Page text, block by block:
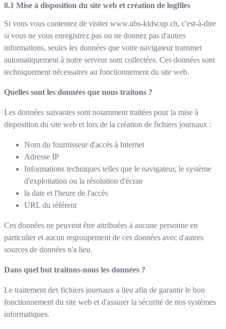
Mise à disposition du site web et création de logfiles
Si vous vous contentez de visiterwww.ubs-kidscup.ch, c'est-à-dire
si vous ne vous enregistrez pas ou ne donnez pas d'autres
informations, seules les données que votre navigateur transmet
automatiquement à notre serveur sont collectées. Ces données sont
techniquement nécessaires au fonctionnement du site web.
Quelles sont les données que nous traitons ?
Les données suivantes sont notamment traitées pour la mise à
disposition du site web et lors de la création de fichiers journaux :
Nom du fournisseur d'accès à Internet
Adresse IP
Informations techniques telles que le navigateur, le système
d'exploitation ou la résolution d'écran
la date et l'heure de l'accès
URL du référent
Ces données ne peuvent être attribuées à aucune personne en
particulier et aucun regroupement de ces données avec d'autres
sources de données n'a lieu.
Dans quel but traitons-nous les données ?
Le traitement des fichiers journaux a lieu afin de garantir le bon
fonctionnement du site web et d'assurer la sécurité de nos systèmes
informatiques.